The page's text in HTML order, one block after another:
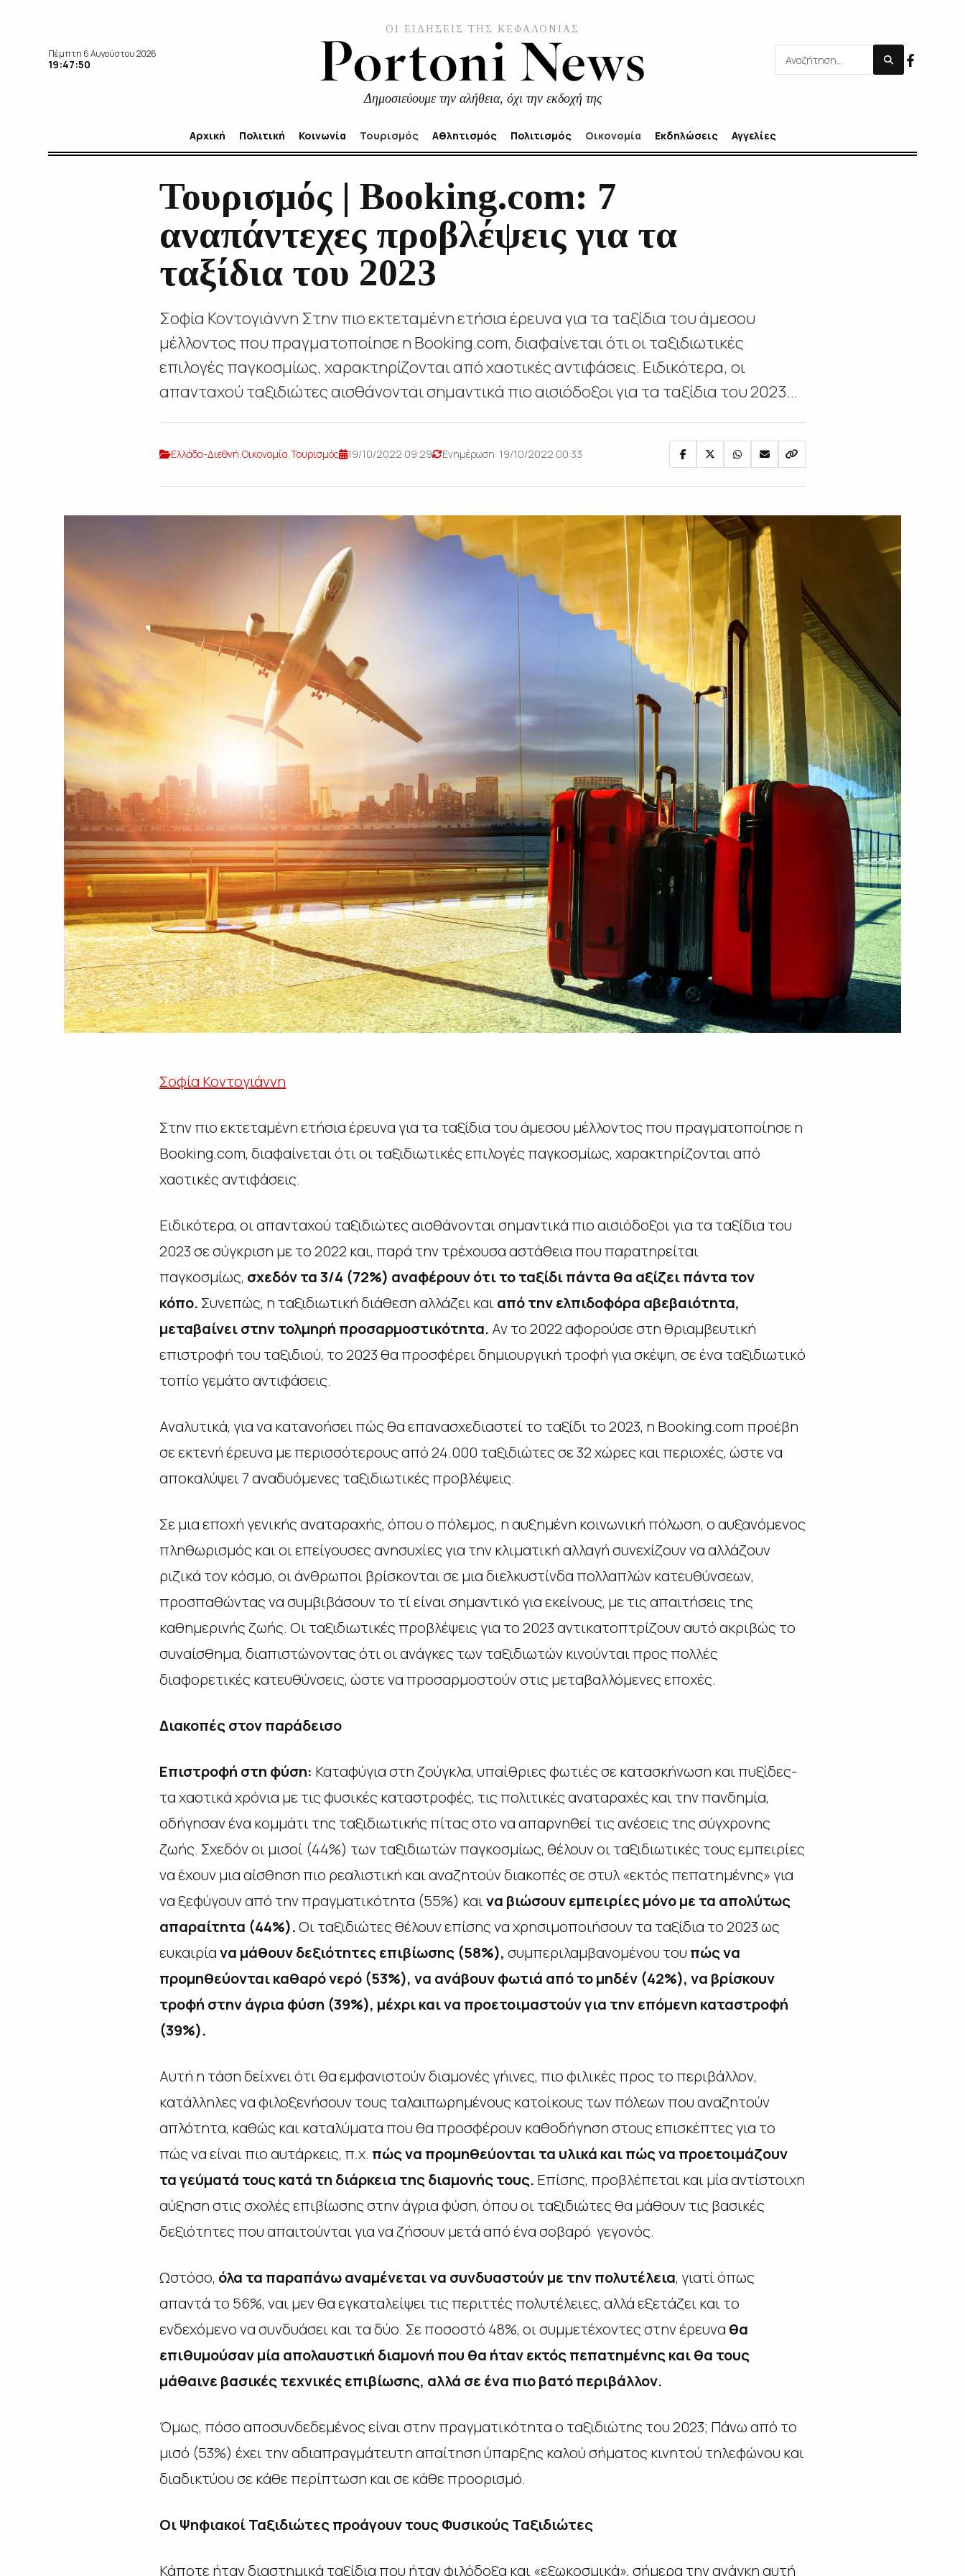
Πέμπτη 6 Αυγούστου 2026
19:47:51
ΟΙ ΕΙΔΗΣΕΙΣ ΤΗΣ ΚΕΦΑΛΟΝΙΑΣ
Δημοσιεύουμε την αλήθεια, όχι την εκδοχή της
Αρχική Πολιτική Κοινωνία Τουρισμός Αθλητισμός Πολιτισμός Οικονομία Εκδηλώσεις Αγγελίες
Τουρισμός | Booking.com: 7
αναπάντεχες προβλέψεις για τα
ταξίδια του 2023
Σοφία Κοντογιάννη Στην πιο εκτεταμένη ετήσια έρευνα για τα ταξίδια του άμεσου
μέλλοντος που πραγματοποίησε η Booking.com, διαφαίνεται ότι οι ταξιδιωτικές
επιλογές παγκοσμίως, χαρακτηρίζονται από χαοτικές αντιφάσεις. Ειδικότερα, οι
απανταχού ταξιδιώτες αισθάνονται σημαντικά πιο αισιόδοξοι για τα ταξίδια του 2023...
Ελλάδα-Διεθνή,Οικονομία,Τουρισμός 19/10/2022 09:29 Ενημέρωση: 19/10/2022 00:33
Σοφία Κοντογιάννη
Στην πιο εκτεταμένη ετήσια έρευνα για τα ταξίδια του άμεσου μέλλοντος που πραγματοποίησε η
Booking.com, διαφαίνεται ότι οι ταξιδιωτικές επιλογές παγκοσμίως, χαρακτηρίζονται από
χαοτικές αντιφάσεις.
Ειδικότερα, οι απανταχού ταξιδιώτες αισθάνονται σημαντικά πιο αισιόδοξοι για τα ταξίδια του
2023 σε σύγκριση με το 2022 και, παρά την τρέχουσα αστάθεια που παρατηρείται
παγκοσμίως, σχεδόν τα 3/4 (72%) αναφέρουν ότι το ταξίδι πάντα θα αξίζει πάντα τον
κόπο. Συνεπώς, η ταξιδιωτική διάθεση αλλάζει καιαπό την ελπιδοφόρα αβεβαιότητα,
μεταβαίνει στην τολμηρή προσαρμοστικότητα. Αν το 2022 αφορούσε στη θριαμβευτική
επιστροφή του ταξιδιού, το 2023 θα προσφέρει δημιουργική τροφή για σκέψη, σε ένα ταξιδιωτικό
τοπίο γεμάτο αντιφάσεις.
Αναλυτικά, για να κατανοήσει πώς θα επανασχεδιαστεί το ταξίδι το 2023, η Booking.com προέβη
σε εκτενή έρευνα με περισσότερους από 24.000 ταξιδιώτες σε 32 χώρες και περιοχές, ώστε να
αποκαλύψει 7 αναδυόμενες ταξιδιωτικές προβλέψεις.
Σε μια εποχή γενικής αναταραχής, όπου ο πόλεμος, η αυξημένη κοινωνική πόλωση, ο αυξανόμενος
πληθωρισμός και οι επείγουσες ανησυχίες για την κλιματική αλλαγή συνεχίζουν να αλλάζουν
ριζικά τον κόσμο, οι άνθρωποι βρίσκονται σε μια διελκυστίνδα πολλαπλών κατευθύνσεων,
προσπαθώντας να συμβιβάσουν το τί είναι σημαντικό για εκείνους, με τις απαιτήσεις της
καθημερινής ζωής. Οι ταξιδιωτικές προβλέψεις για το 2023 αντικατοπτρίζουν αυτό ακριβώς το
συναίσθημα, διαπιστώνοντας ότι οι ανάγκες των ταξιδιωτών κινούνται προς πολλές
διαφορετικές κατευθύνσεις, ώστε να προσαρμοστούν στις μεταβαλλόμενες εποχές.
Διακοπές στον παράδεισο
Επιστροφή στη φύση: Καταφύγια στη ζούγκλα, υπαίθριες φωτιές σε κατασκήνωση και πυξίδες-
τα χαοτικά χρόνια με τις φυσικές καταστροφές, τις πολιτικές αναταραχές και την πανδημία,
οδήγησαν ένα κομμάτι της ταξιδιωτικής πίτας στο να απαρνηθεί τις ανέσεις της σύγχρονης
ζωής. Σχεδόν οι μισοί (44%) των ταξιδιωτών παγκοσμίως, θέλουν οι ταξιδιωτικές τους εμπειρίες
να έχουν μια αίσθηση πιο ρεαλιστική και αναζητούν διακοπές σε στυλ «εκτός πεπατημένης» για
να ξεφύγουν από την πραγματικότητα (55%) καινα βιώσουν εμπειρίες μόνο με τα απολύτως
απαραίτητα (44%).Οι ταξιδιώτες θέλουν επίσης να χρησιμοποιήσουν τα ταξίδια το 2023 ως
ευκαιρίανα μάθουν δεξιότητες επιβίωσης (58%), συμπεριλαμβανομένου του πώς να
προμηθεύονται καθαρό νερό (53%), να ανάβουν φωτιά από το μηδέν (42%), να βρίσκουν
τροφή στην άγρια φύση (39%), μέχρι και να προετοιμαστούν για την επόμενη καταστροφή
(39%).
Αυτή η τάση δείχνει ότι θα εμφανιστούν διαμονές γήινες, πιο φιλικές προς το περιβάλλον,
κατάλληλες να φιλοξενήσουν τους ταλαιπωρημένους κατοίκους των πόλεων που αναζητούν
απλότητα, καθώς και καταλύματα που θα προσφέρουν καθοδήγηση στους επισκέπτες για το
πώς να είναι πιο αυτάρκεις, π.χ. πώς να προμηθεύονται τα υλικά και πώς να προετοιμάζουν
τα γεύματά τους κατά τη διάρκεια της διαμονής τους. Επίσης, προβλέπεται και μία αντίστοιχη
αύξηση στις σχολές επιβίωσης στην άγρια φύση, όπου οι ταξιδιώτες θα μάθουν τις βασικές
δεξιότητες που απαιτούνται για να ζήσουν μετά από ένα σοβαρό γεγονός.
Ωστόσο, όλα τα παραπάνω αναμένεται να συνδυαστούν με την πολυτέλεια, γιατί όπως
απαντά το 56%, ναι μεν θα εγκαταλείψει τις περιττές πολυτέλειες, αλλά εξετάζει και το
ενδεχόμενο να συνδυάσει και τα δύο. Σε ποσοστό 48%, οι συμμετέχοντες στην έρευνα θα
επιθυμούσαν μία απολαυστική διαμονή που θα ήταν εκτός πεπατημένης και θα τους
μάθαινε βασικές τεχνικές επιβίωσης, αλλά σε ένα πιο βατό περιβάλλον.
Όμως, πόσο αποσυνδεδεμένος είναι στην πραγματικότητα ο ταξιδιώτης του 2023; Πάνω από το
μισό (53%) έχει την αδιαπραγμάτευτη απαίτηση ύπαρξης καλoύ σήματος κινητού τηλεφώνου και
διαδικτύου σε κάθε περίπτωση και σε κάθε προορισμό.
Οι Ψηφιακοί Ταξιδιώτες προάγουν τους Φυσικούς Ταξιδιώτες
Κάποτε ήταν διαστημικά ταξίδια που ήταν φιλόδοξα και «εξωκοσμικά», σήμερα την ανάγκη αυτή